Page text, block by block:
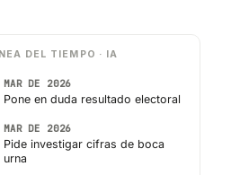
DEL TIEMPO · IA
MAR DE 2026
Pone en duda resultado electoral
MAR DE 2026
Pide investigar cifras de boca
urna